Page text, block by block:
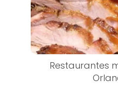
Restaurantes